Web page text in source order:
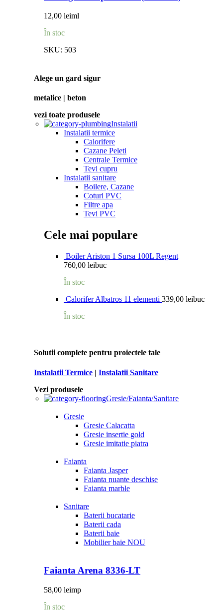
12,00 leiml
În stoc
SKU: 503
Alege un gard sigur
metalice | beton
vezi toate produsele
Instalatii
Instalatii termice
Calorifere
Cazane Peleti
Centrale Termice
Tevi cupru
Instalatii sanitare
Boilere, Cazane
Coturi PVC
Filtre apa
Tevi PVC
Cele mai populare
Boiler Ariston 1 Sursa 100L Regent
760,00 leibuc
În stoc
Calorifer Albatros 11 elementi 339,00 leibuc
În stoc
Solutii complete pentru proiectele tale
Instalatii Termice | Instalatii Sanitare
Vezi produsele
Gresie/Faianta/Sanitare
Gresie
Gresie Calacatta
Gresie insertie gold
Gresie imitatie piatra
Faianta
Faianta Jasper
Faianta nuante deschise
Faianta marble
Sanitare
Baterii bucatarie
Baterii cada
Baterii baie
Mobilier baie NOU
Faianta Arena 8336-LT
58,00 leimp
În stoc